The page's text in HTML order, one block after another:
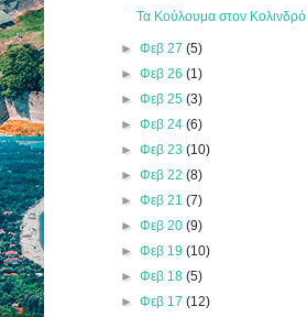
Τα Κούλουμα στον Κολινδρό
► Φεβ 27 (5)
► Φεβ 26 (1)
► Φεβ 25 (3)
► Φεβ 24 (6)
► Φεβ 23 (10)
► Φεβ 22 (8)
► Φεβ 21 (7)
► Φεβ 20 (9)
► Φεβ 19 (10)
► Φεβ 18 (5)
► Φεβ 17 (12)